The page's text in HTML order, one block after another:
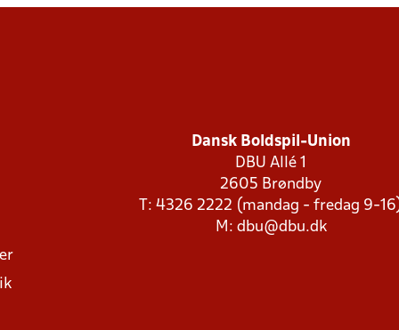
Dansk Boldspil-Union
DBU Allé 1
2605 Brøndby
T: 4326 2222 (mandag - fredag 9-
M: dbu@dbu.dk